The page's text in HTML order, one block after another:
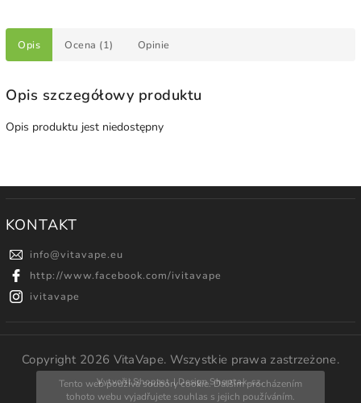
Tento web používá soubory cookie. Dalším procházením
tohoto webu vyjadřujete souhlas s jejich používáním.
Opis Ocena (1) Opinie
Opis szczegółowy produktu
Opis produktu jest niedostępny
KONTAKT
info@vitavape.eu
http://www.facebook.com/ivitavape
ivitavape
Copyright 2026 VitaVape. Wszystkie prawa zastrzeżone.
VytvořilShoptet| DesignShoptak.cz.